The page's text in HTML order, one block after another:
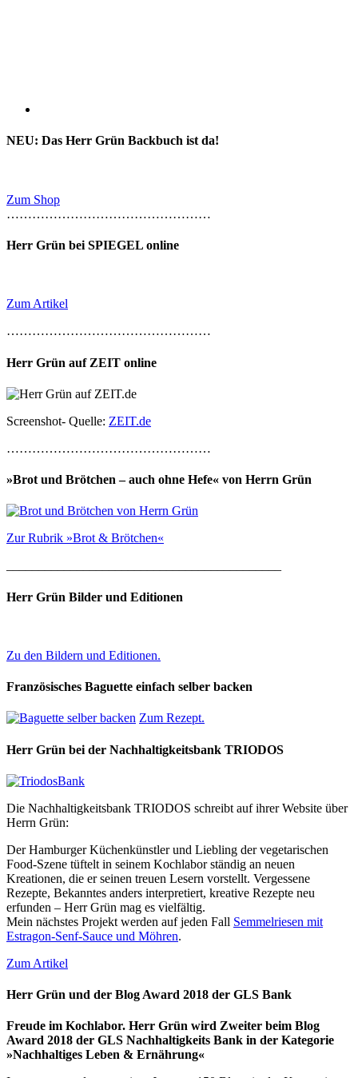
NEU: Das Herr Grün Backbuch ist da!
Zum Shop
…………………………………………
Herr Grün bei SPIEGEL online
Zum Artikel
…………………………………………
Herr Grün auf ZEIT online
Screenshot- Quelle: ZEIT.de
…………………………………………
»Brot und Brötchen – auch ohne Hefe« von Herrn Grün
Zur Rubrik »Brot & Brötchen«
Herr Grün Bilder und Editionen
Zu den Bildern und Editionen.
Französisches Baguette einfach selber backen
Zum Rezept.
Herr Grün bei der Nachhaltigkeitsbank TRIODOS
Die Nachhaltigkeitsbank TRIODOS schreibt auf ihrer Website über
Herrn Grün:
Der Hamburger Küchenkünstler und Liebling der vegetarischen
Food-Szene tüftelt in seinem Kochlabor ständig an neuen
Kreationen, die er seinen treuen Lesern vorstellt. Vergessene
Rezepte, Bekanntes anders interpretiert, kreative Rezepte neu
erfunden – Herr Grün mag es vielfältig.
Mein nächstes Projekt werden auf jeden Fall Semmelriesen mit
Estragon-Senf-Sauce und Möhren.
Zum Artikel
Herr Grün und der Blog Award 2018 der GLS Bank
Freude im Kochlabor. Herr Grün wird Zweiter beim Blog
Award 2018 der GLS Nachhaltigkeits Bank in der Kategorie
»Nachhaltiges Leben & Ernährung«